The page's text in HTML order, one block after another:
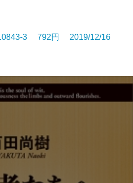
3 792円 2019/12/16